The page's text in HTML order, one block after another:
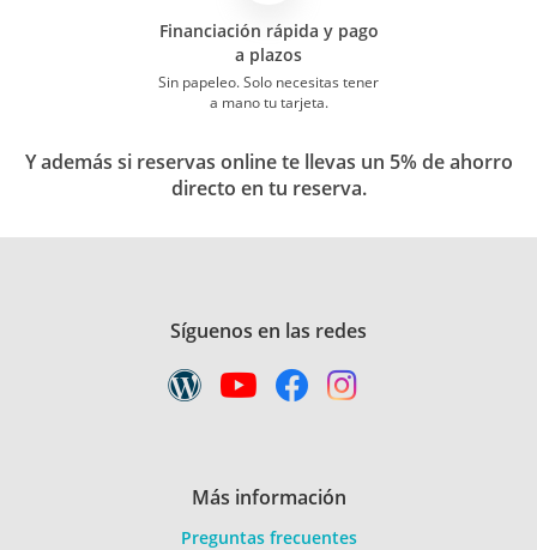
Financiación rápida y pago
a plazos
Sin papeleo. Solo necesitas tener
a mano tu tarjeta.
Y además si reservas online te llevas un 5% de ahorro
directo en tu reserva.
Síguenos en las redes
Más información
Preguntas frecuentes